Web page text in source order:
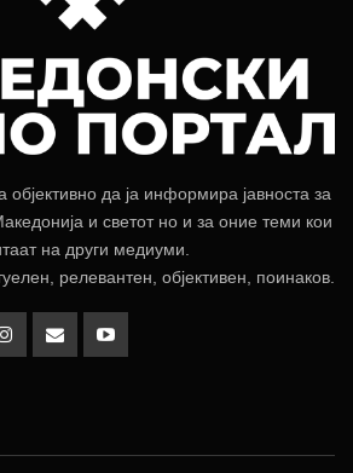
да ја информира јавноста за
и светот но и за оние теми кои
на други медиуми.
релевантен, објективен, поинаков.